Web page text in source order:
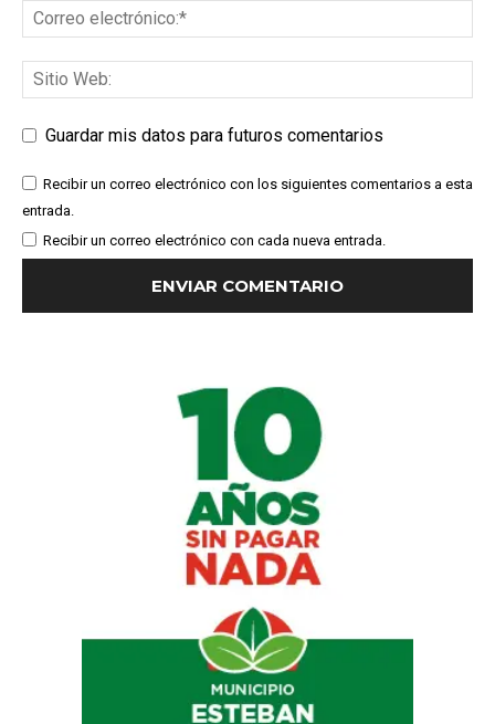
Guardar mis datos para futuros comentarios
Recibir un correo electrónico con los siguientes comentarios a esta
entrada.
Recibir un correo electrónico con cada nueva entrada.